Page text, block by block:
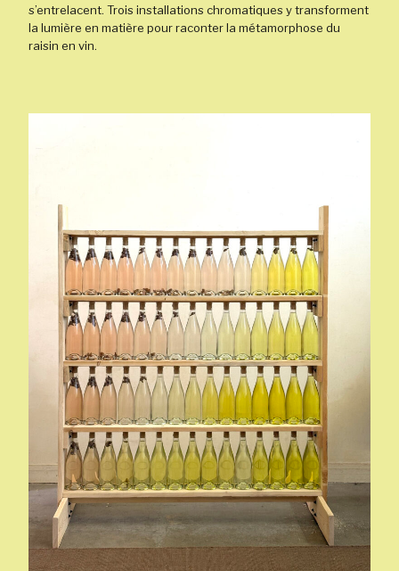
s’entrelacent. Trois installations chromatiques y transforment
la lumière en matière pour raconter la métamorphose du
raisin en vin.